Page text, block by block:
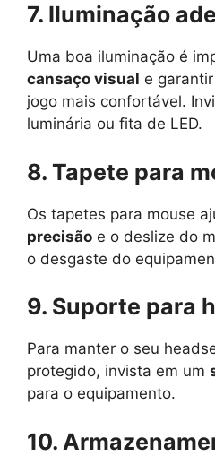
7. Iluminação
Uma boa iluminação é
cansaço visual e
jogo mais confortável.
luminária ou fita de LED.
8. Tapete para
Os tapetes para mouse
precisão e o deslize do
o desgaste do
9. Suporte para
Para manter o seu
protegido, invista em um
para o equipamento.
10.